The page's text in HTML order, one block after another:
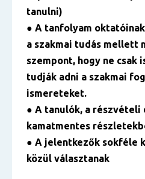
tanulni)
● A tanfolyam
a szakmai tudás mellett
szempont, hogy ne csak
tudják adni a szakmai
ismereteket.
● A tanulók, a részvételi
kamatmentes
● A jelentkezők sokféle
közül választanak